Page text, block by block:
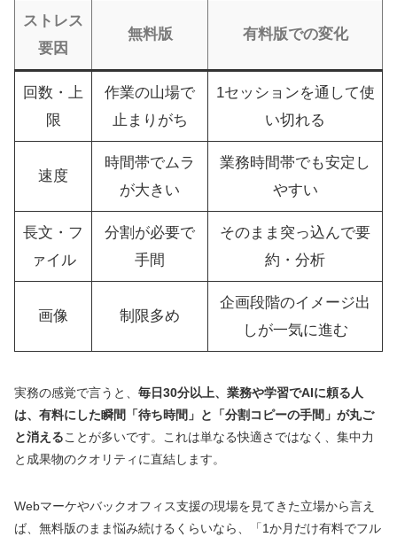
ストレス
要因
無料版 有料版での変化
回数・上
限
作業の山場で
止まりがち
1セッションを通して使
い切れる
速度
時間帯でムラ
が大きい
業務時間帯でも安定し
やすい
長文・フ
ァイル
分割が必要で
手間
そのまま突っ込んで要
約・分析
画像 制限多め
企画段階のイメージ出
しが一気に進む
実務の感覚で言うと、 毎日30分以上、業務や学習でAIに頼る人
は、有料にした瞬間「待ち時間」と「分割コピーの手間」が丸ご
と消えることが多いです。これは単なる快適さではなく、集中力
と成果物のクオリティに直結します。
Webマーケやバックオフィス支援の現場を見てきた立場から言え
ば、無料版のまま悩み続けるくらいなら、「1か月だけ有料でフル